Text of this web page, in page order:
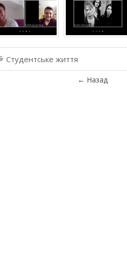
Студентське життя
← Назад